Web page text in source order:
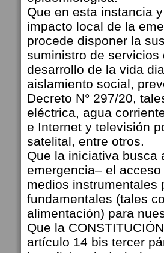
Que en esta instancia
impacto local de la
procede disponer la
suministro de
desarrollo de la vida
aislamiento social,
Decreto N° 297/20,
eléctrica, agua
e Internet y televisión
satelital, entre otros.
Que la iniciativa busca
emergencia– el
medios instrumentales
fundamentales (tales
alimentación) para
Que la
artículo 14 bis tercer